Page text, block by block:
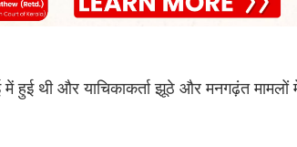
थी और याचिकाकर्ता झूठे और मनगढ़ंत मामलों